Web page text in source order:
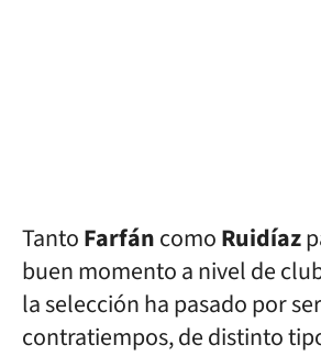
TantoFarfáncomoRuidíaz
buen momento a nivel de
la selección ha pasado por
contratiempos, de distinto